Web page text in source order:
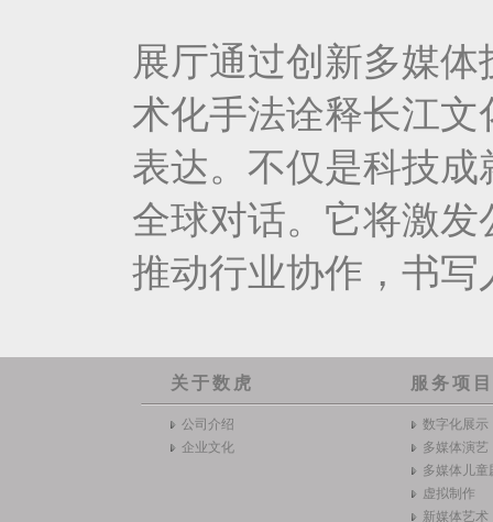
展厅通过创新多媒
术化手法诠释长江
表达。不仅是科技
全球对话。它将激
推动行业协作，书
关于数虎 服务项目
公司介绍
企业文化
数字化展示
多媒体演艺
多媒体儿童
虚拟制作
新媒体艺术